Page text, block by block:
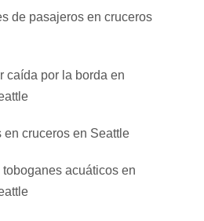
de pasajeros en cruceros
caída por la borda en
en cruceros en Seattle
acuáticos en